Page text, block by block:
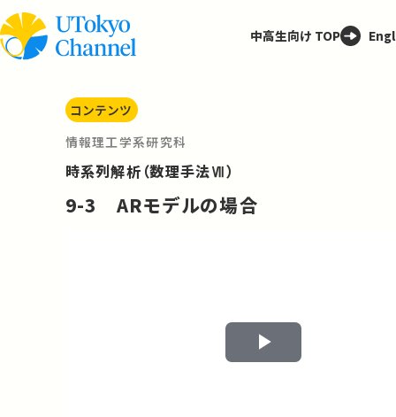
中高生向け TOP
コンテンツ
情報理工学系研究科
時系列解析（数理手法Ⅶ）
9-3 ARモデルの場合
Play